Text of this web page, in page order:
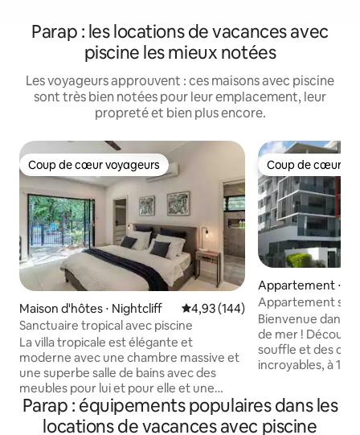
Parap : les locations de vacances avec
piscine les mieux notées
Les voyageurs approuvent : ces maisons avec piscine
sont très bien notées pour leur emplacement, leur
propreté et bien plus encore.
Coup de cœur voyageurs
Coup de cœur voyageurs
Maison d'hôtes ⋅ Nightcliff Évaluation moyenne sur la
4,93 (144)
Sanctuaire tropical avec piscine
La villa tropicale est élégante et
moderne avec une chambre massive et
une superbe salle de bains avec des
meubles pour lui et pour elle et une
douche double avec pommeaux de
douche à effet pluie. Plus un immense
Coup de cœur
Coup de cœur
Appartement ⋅
Appartement
façade sur
Bienvenue dans
de mer !
souffle et des
incroyables, à
couvert, d'une
d'une salle de
le rivage ou la
Parap : équipements populaires dans les
locations de vacances avec piscine